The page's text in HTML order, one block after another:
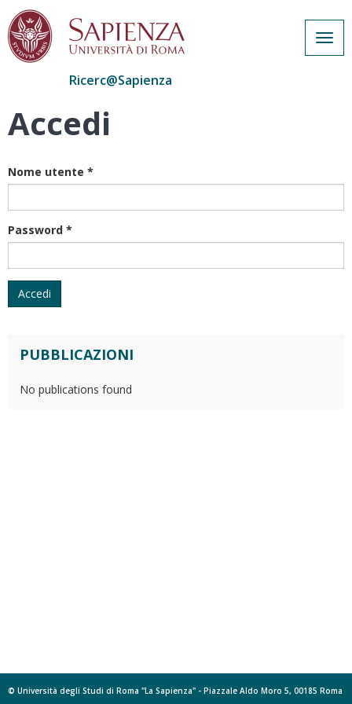
Salta
Ricerc@Sapienza
Accedi
Nome utente *
Password *
Accedi
PUBBLICAZIONI
No publications found
© Università degli Studi di Roma "La Sapienza" - Piazzale Aldo Moro 5, 00185 Roma